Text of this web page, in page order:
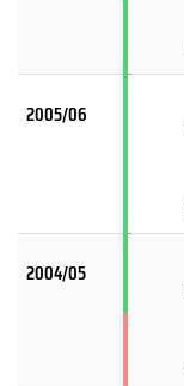
2005/06
2004/05